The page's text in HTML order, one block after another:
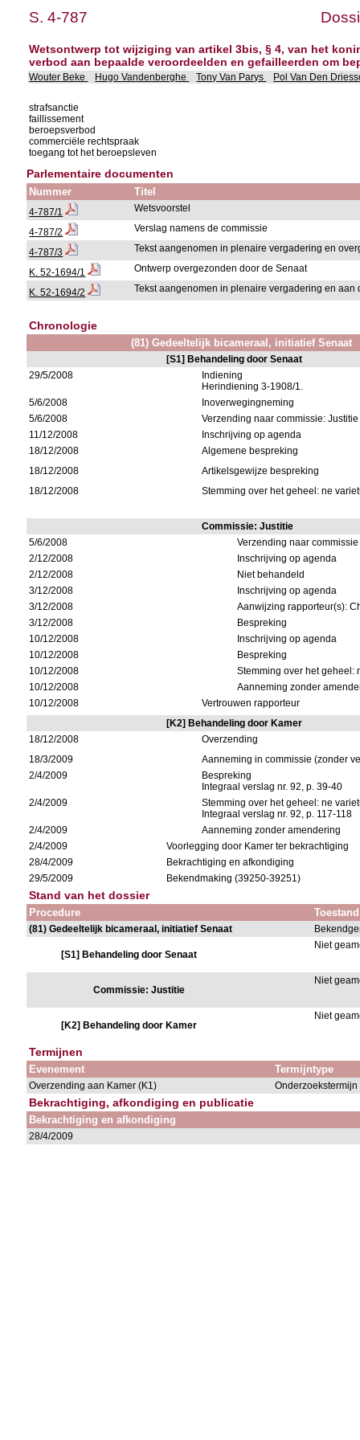
S. 4-787
Wetsontwerp tot wijziging van artikel 3bis, § 4, van het
verbod aan bepaalde veroordeelden en gefailleerden om
Wouter Beke Hugo Vandenberghe Tony Van Parys Pol Van Den
strafsanctie
faillissement
beroepsverbod
commerciële rechtspraak
toegang tot het beroepsleven
Parlementaire documenten
Nummer Titel
4-787/1 Wetsvoorstel
4-787/2 Verslag namens de commissie
4-787/3 Tekst aangenomen in plenaire vergadering en
K. 52-1694/1 Ontwerp overgezonden door de Senaat
K. 52-1694/2 Tekst aangenomen in plenaire vergadering en
Chronologie
(81) Gedeeltelijk bicameraal, initiatief Senaat
[S1] Behandeling door Senaat
29/5/2008
Indiening
Herindiening 3-1908/1.
5/6/2008
Inoverwegingneming
5/6/2008
Verzending naar commissie: Justitie
11/12/2008
Inschrijving op agenda
18/12/2008
Algemene bespreking
18/12/2008
Artikelsgewijze bespreking
18/12/2008
Stemming over het geheel: ne
Commissie: Justitie
5/6/2008
Verzending naar commissie
2/12/2008
Inschrijving op agenda
2/12/2008
Niet behandeld
3/12/2008
Inschrijving op agenda
3/12/2008
Aanwijzing rapporteur(s):
3/12/2008
Bespreking
10/12/2008
Inschrijving op agenda
10/12/2008
Bespreking
10/12/2008
Stemming over het geheel:
10/12/2008
Aanneming zonder
10/12/2008
Vertrouwen rapporteur
[K2] Behandeling door Kamer
18/12/2008
Overzending
18/3/2009
Aanneming in commissie (zonder
2/4/2009
Bespreking
Integraal verslag nr. 92, p. 39-40
2/4/2009
Stemming over het geheel: ne
Integraal verslag nr. 92, p. 117-118
2/4/2009
Aanneming zonder amendering
2/4/2009
Voorlegging door Kamer ter bekrachtiging
28/4/2009
Bekrachtiging en afkondiging
29/5/2009
Bekendmaking (39250-39251)
Stand van het dossier
Procedure Toestand
(81) Gedeeltelijk bicameraal, initiatief Senaat
[S1] Behandeling door Senaat
Niet
Commissie: Justitie
Niet
[K2] Behandeling door Kamer
Niet
Termijnen
Evenement Termijntype
Overzending aan Kamer (K1) Onderzoekstermijn
Bekrachtiging, afkondiging en publicatie
Bekrachtiging en afkondiging
28/4/2009